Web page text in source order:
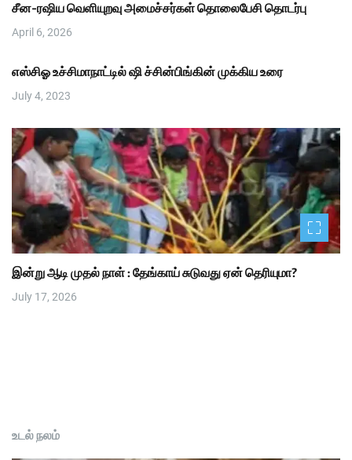
சீன-ரஷிய வெளியுறவு அமைச்சர்கள் தொலைபேசி தொடர்பு
April 6, 2026
எஸ்சிஓ உச்சிமாநாட்டில் ஷி ச்சின்பிங்கின் முக்கிய உரை
July 4, 2023
இன்று ஆடி முதல் நாள் : தேங்காய் சுடுவது ஏன் தெரியுமா?
July 17, 2026
உடல் நலம்